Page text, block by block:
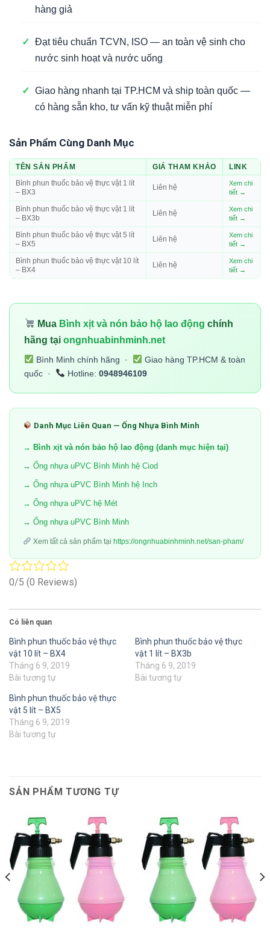
hàng giả
✓ Đạt tiêu chuẩn TCVN, ISO — an toàn vệ sinh cho
nước sinh hoạt và nước uống
✓ Giao hàng nhanh tại TP.HCM và ship toàn quốc —
có hàng sẵn kho, tư vấn kỹ thuật miễn phí
Sản Phẩm Cùng Danh Mục
TÊN SẢN PHẨM GIÁ THAM KHẢO
LINK
Bình phun thuốc bảo vệ thực vật 1 lít
– BX3
Liên hệ
Xem chi
tiết →
Bình phun thuốc bảo vệ thực vật 1 lít
– BX3b
Liên hệ
Xem chi
tiết →
Bình phun thuốc bảo vệ thực vật 5 lít
– BX5
Liên hệ
Xem chi
tiết →
Bình phun thuốc bảo vệ thực vật 10 lít
– BX4
Liên hệ
Xem chi
tiết →
Mua Bình xịt và nón bảo hộ lao động chính
hãng tại ongnhuabinhminh.net
Bình Minh chính hãng ·
Giao hàng TP.HCM & toàn
quốc ·
Hotline: 0948946109
Danh Mục Liên Quan — Ống Nhựa Bình Minh
→ Bình xịt và nón bảo hộ lao động (danh mục hiện tại)
→ Ống nhựa uPVC Bình Minh hệ Ciod
→ Ống nhựa uPVC Bình Minh hệ Inch
→ Ống nhựa uPVC hệ Mét
→ Ống nhựa uPVC Bình Minh
Xem tất cả sản phẩm tại https://ongnhuabinhminh.net/san-pham/
0/5 (0 Reviews)
Có liên quan
Bình phun thuốc bảo vệ thực
vật 10 lít – BX4
Tháng 6 9, 2019
Bài tương tự
Bình phun thuốc bảo vệ thực
vật 1 lít – BX3b
Tháng 6 9, 2019
Bài tương tự
Bình phun thuốc bảo vệ thực
vật 5 lít – BX5
Tháng 6 9, 2019
Bài tương tự
SẢN PHẨM TƯƠNG TỰ